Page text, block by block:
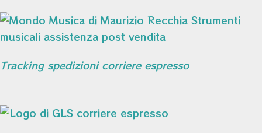
Tracking spedizioni corriere espresso